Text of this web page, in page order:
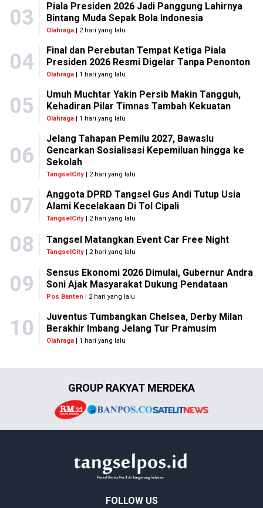
03
Piala Presiden 2026 Jadi Panggung Lahirnya
Bintang Muda Sepak Bola Indonesia
Olahraga| 2 hari yang lalu
04
Final dan Perebutan Tempat Ketiga Piala
Presiden 2026 Resmi Digelar Tanpa Penonton
Olahraga| 1 hari yang lalu
05
Umuh Muchtar Yakin Persib Makin Tangguh,
Kehadiran Pilar Timnas Tambah Kekuatan
Olahraga| 1 hari yang lalu
06
Jelang Tahapan Pemilu 2027, Bawaslu
Gencarkan Sosialisasi Kepemiluan hingga ke
Sekolah
TangselCity| 2 hari yang lalu
07
Anggota DPRD Tangsel Gus Andi Tutup Usia
Alami Kecelakaan Di Tol Cipali
TangselCity| 2 hari yang lalu
08 Tangsel Matangkan Event Car Free Night
TangselCity | 2 hari yang lalu
09
Sensus Ekonomi 2026 Dimulai, Gubernur Andra
Soni Ajak Masyarakat Dukung Pendataan
Pos Banten | 2 hari yang lalu
10
Juventus Tumbangkan Chelsea, Derby Milan
Berakhir Imbang Jelang Tur Pramusim
Olahraga| 1 hari yang lalu
GROUP RAKYAT MERDEKA
FOLLOW US